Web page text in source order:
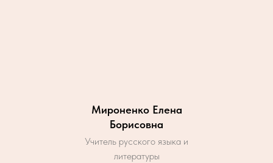
Мироненко Елена
Борисовна
Учитель русского языка и
литературы